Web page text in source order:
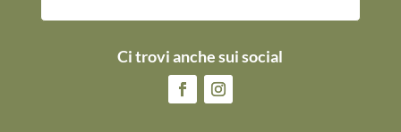
Ci trovi anche sui social